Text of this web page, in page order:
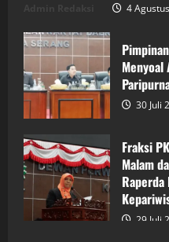
4
Menyoal
30 Juli
Fraksi
Malam
29 Juli